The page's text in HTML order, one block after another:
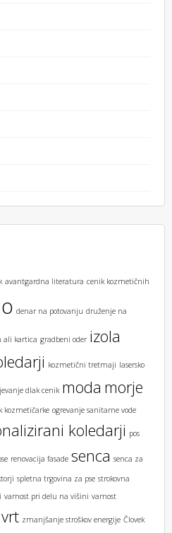
avantgardna literatura cenik kozmetičnih
denar na potovanju druženje na
ali kartica gradbeni oder izola
kozmetični tretmaji lasersko
dlak cenik moda morje
kozmetičarke ogrevanje sanitarne vode
koledarji pos
renovacija fasade senca senca za
spletna trgovina za pse strokovna
varnost pri delu na višini varnost
vrt zmanjšanje stroškov energije Človek